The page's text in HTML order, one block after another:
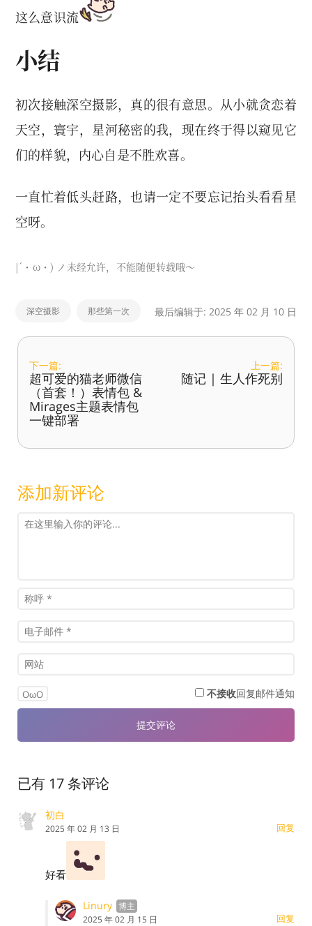
这么意识流
小结
初次接触深空摄影，真的很有意思。从小就贪恋着
天空，寰宇，星河秘密的我，现在终于得以窥见它
们的样貌，内心自是不胜欢喜。
一直忙着低头赶路，也请一定不要忘记抬头看看星
空呀。
|´・ω・) ノ未经允许，不能随便转载哦～
深空摄影 那些第一次 最后编辑于: 2025 年 02 月 10 日
下一篇:
超可爱的猫老师微信
（首套！）表情包 &
Mirages主题表情包
一键部署
上一篇:
随记 | 生人作死别
添加新评论
OωO 不接收回复邮件通知
已有 17 条评论
初白
回复
2025 年 02 月 13 日
好看
Linury
回复
2025 年 02 月 15 日